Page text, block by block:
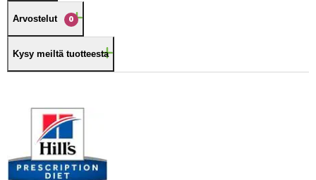
Arvostelut 0
Kysy meiltä tuotteesta